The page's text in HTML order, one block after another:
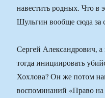
навестить родных. Что в
Шульгин вообще сюда за
Сергей Александрович,
тогда инициировать
Хохлова? Он же потом
воспоминаний «Право на